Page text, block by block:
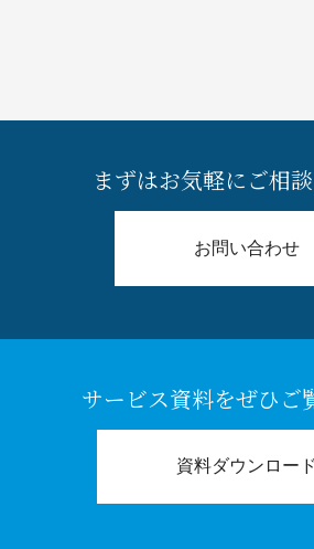
まずはお気軽にご相
お問い合わせ
サービス資料をぜひご
資料ダウンロード